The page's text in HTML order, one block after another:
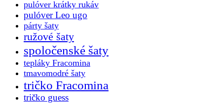
pulóver krátky rukáv
pulóver Leo ugo
párty šaty
ružové šaty
spoločenské šaty
tepláky Fracomina
tmavomodré šaty
tričko Fracomina
tričko guess